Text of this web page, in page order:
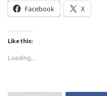
Facebook X
Like this:
Loading...